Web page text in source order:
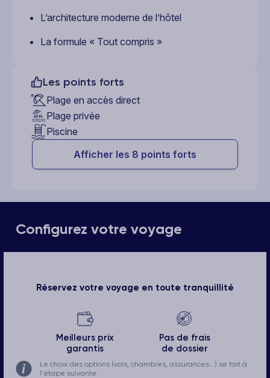
L’architecture moderne de l’hôtel
La formule « Tout compris »
Les points forts
Plage en accès direct
Plage privée
Piscine
Afficher les 8 points forts
Configurez votre voyage
Réservez votre voyage en toute tranquillité
Meilleurs prix
garantis
Pas de frais
de dossier
Le choix des options (vols, chambres, assurances...) se fait à
l'étape suivante.